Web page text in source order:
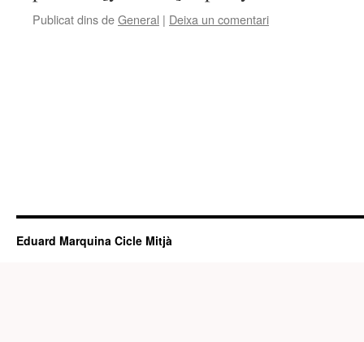
Publicat dins deGeneral | Deixa un comentari
Eduard Marquina Cicle Mitjà